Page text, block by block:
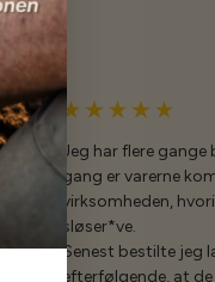
Jeg har flere
gang er varerne
virksomheden,
sløser*ve.
Senest bestilte jeg
efterfølgende, at